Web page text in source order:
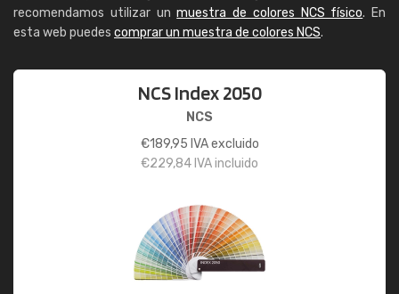
recomendamos utilizar unmuestra de colores NCS físico. En
esta web puedes comprar un muestra de colores NCS.
NCS Index 2050
NCS
€189,95 IVA excluido
€229,84 IVA incluido